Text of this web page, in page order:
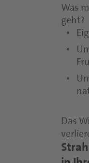
Was
geht?
Das